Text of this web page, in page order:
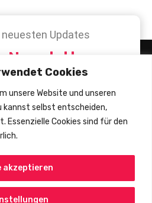
Cookies
unsere Website und unseren
kannst selbst entscheiden,
Essenzielle Cookies sind für den
akzeptieren
neuesten Updates
Newsletter
By Nick Jones.
Without Warranties
V3. Powered By